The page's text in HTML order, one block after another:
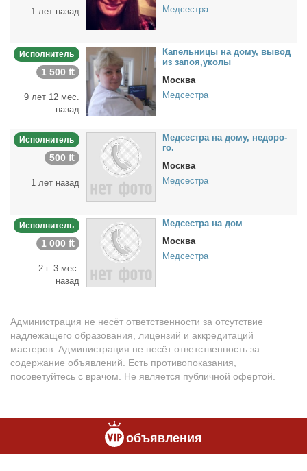
1 лет назад
Медсестра
Исполнитель
1 500 ₶
9 лет 12 мес.
назад
Ка­пель­ни­цы на до­му, вы­вод
из за­поя,уко­лы
Москва
Медсестра
Исполнитель
500 ₶
1 лет назад
Мед­сест­ра на до­му, недо­ро­
го.
Москва
Медсестра
Исполнитель
1 000 ₶
2 г. 3 мес.
назад
Мед­сест­ра на дом
Москва
Медсестра
Администрация не несёт ответственности за отсутствие
надлежащего образования, лицензий и аккредитаций
мастеров. Администрация не несёт ответственность за
содержание объявлений. Есть противопоказания,
посоветуйтесь с врачом. Не является публичной офертой.
объявления